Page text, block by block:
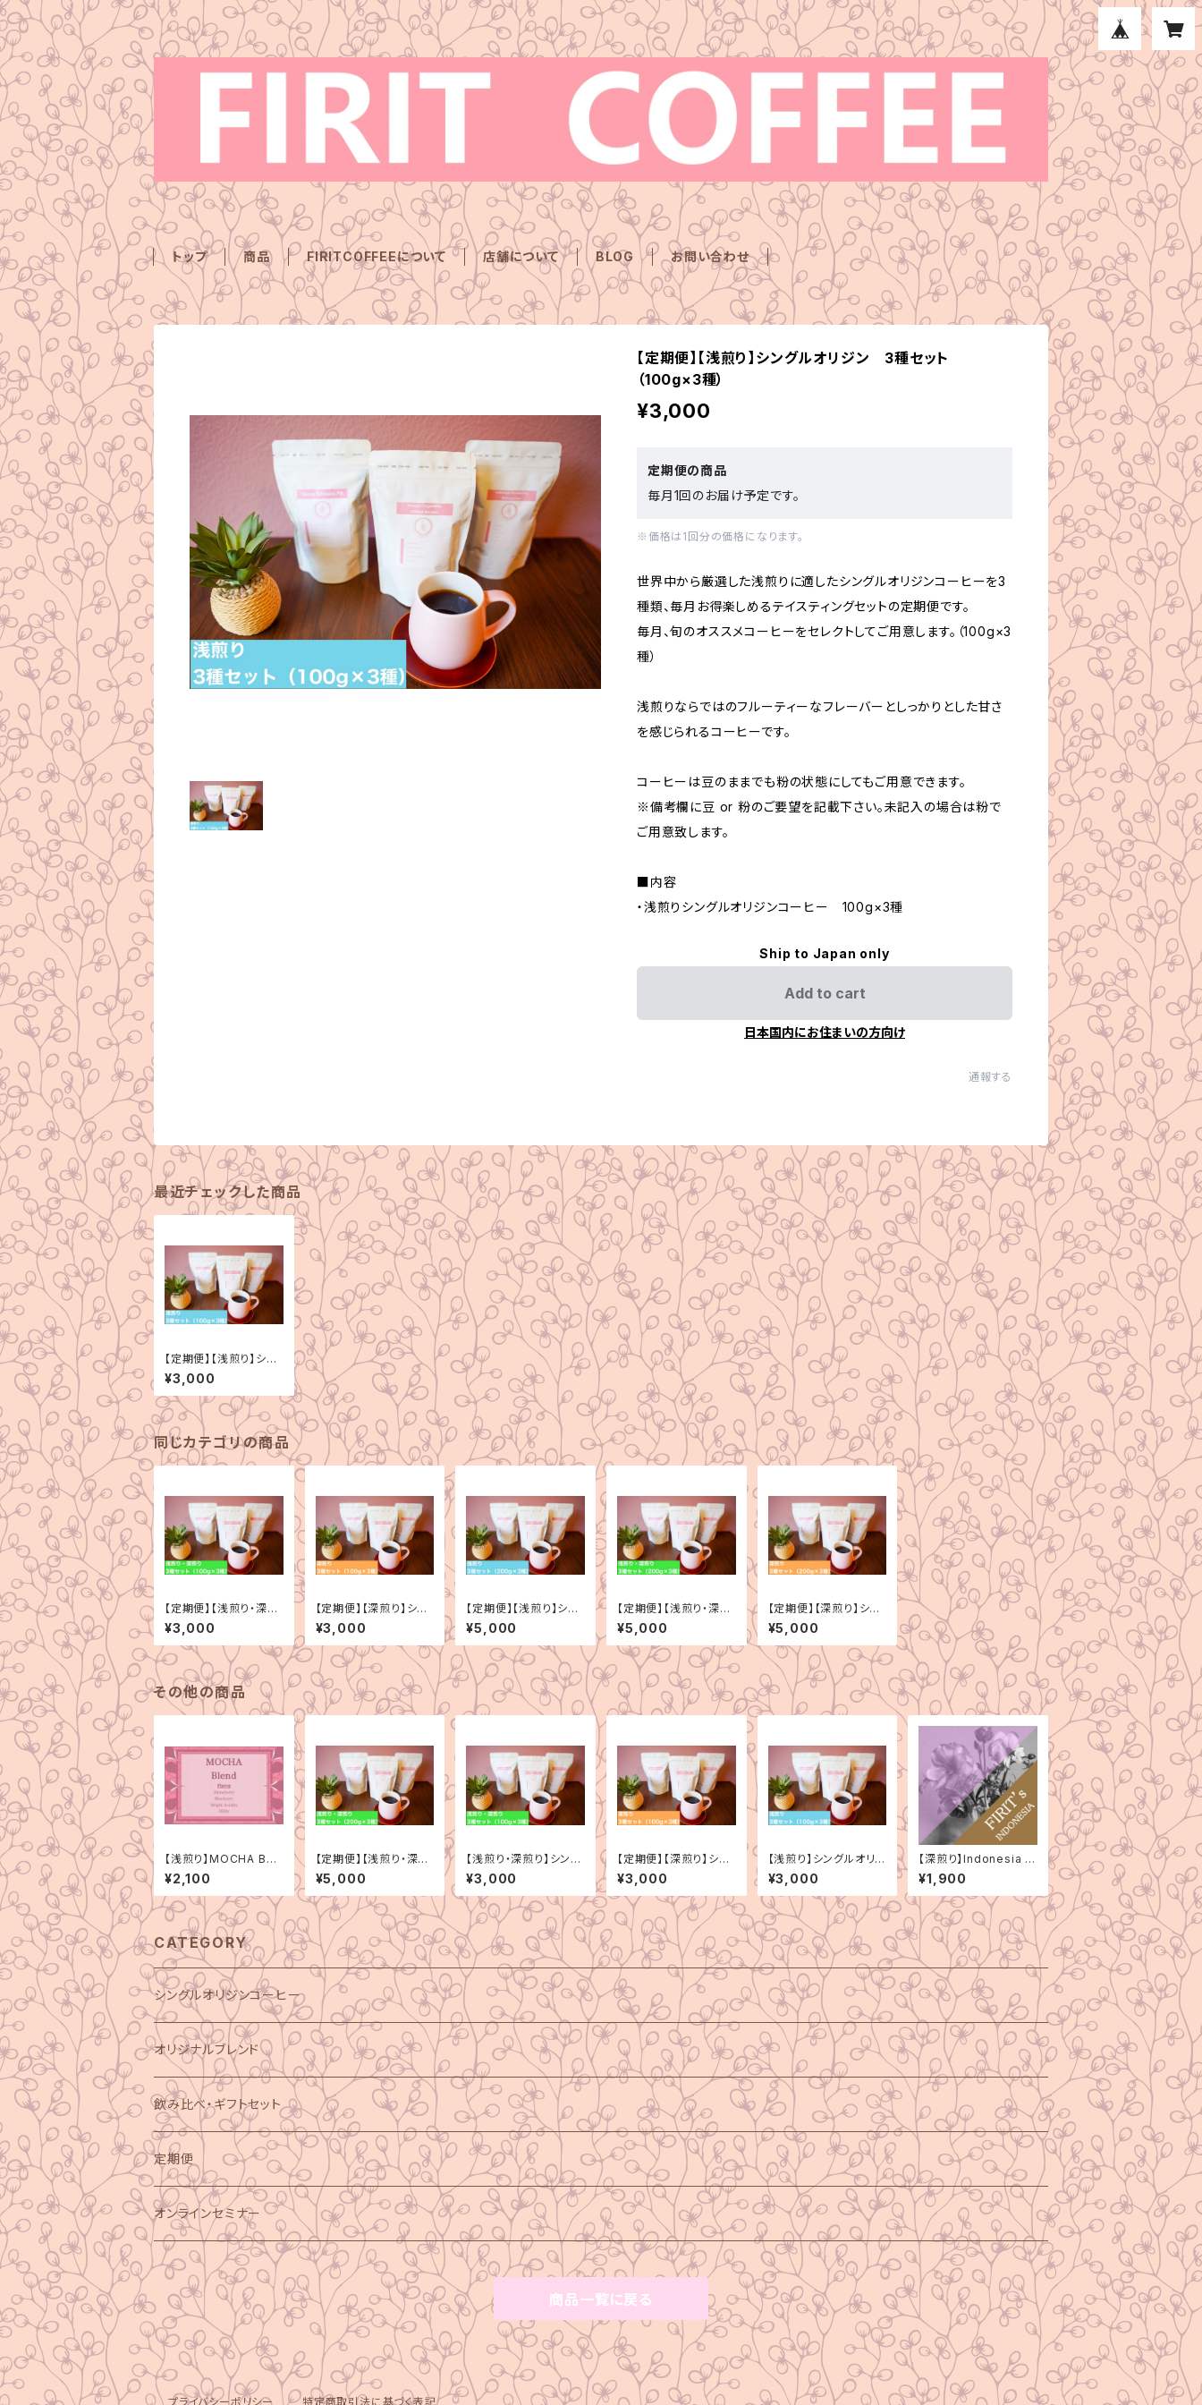
トップ 商品 FIRITCOFFEEについて 店舗について BLOG お問い合わせ
【定期便】【浅煎り】シングルオリジン 3種セット
（100g×3種）
¥3,000
定期便の商品
毎月1回のお届け予定です。
※価格は1回分の価格になります。
世界中から厳選した浅煎りに適したシングルオリジンコーヒーを3
種類、毎月お得楽しめるテイスティングセットの定期便です。
毎月、旬のオススメコーヒーをセレクトしてご用意します。（100g×3
種）
浅煎りならではのフルーティーなフレーバーとしっかりとした甘さ
を感じられるコーヒーです。
コーヒーは豆のままでも粉の状態にしてもご用意できます。
※備考欄に豆 or 粉のご要望を記載下さい。未記入の場合は粉で
ご用意致します。
■内容
・浅煎りシングルオリジンコーヒー 100g×3種
Ship to Japan only
Add to cart
日本国内にお住まいの方向け
通報する
最近チェックした商品
【定期便】【浅煎り】シン
グルオリジン 3種セッ
ト（100g×3種）
¥3,000
同じカテゴリの商品
【定期便】【浅煎り・深煎
り】シングルオリジン
3種セット（100g×3種）
¥3,000
【定期便】【深煎り】シン
グルオリジン 3種セッ
ト（100g×3種）
¥3,000
【定期便】【浅煎り】シン
グルオリジン 3種セッ
ト（200g×3種）
¥5,000
【定期便】【浅煎り・深煎
り】シングルオリジン
3種セット（200g×3種）
¥5,000
【定期便】【深煎り】シン
グルオリジン 3種セッ
ト（200g×3種）
¥5,000
その他の商品
【浅煎り】MOCHA BLE
ND（モカブレンド）150
g
¥2,100
【定期便】【浅煎り・深煎
り】シングルオリジン
3種セット（200g×3種）
¥5,000
【浅煎り・深煎り】シング
ルオリジン 3種セット
（100g×3種）
¥3,000
【定期便】【深煎り】シン
グルオリジン 3種セッ
ト（100g×3種）
¥3,000
【浅煎り】シングルオリジ
ン 3種セット（100g×
3種）
¥3,000
【深煎り】Indonesia M
andheling Bintang L
ima（インドネシア マン
デリン ビンタンリマ）15
0g
¥1,900
CATEGORY
シングルオリジンコーヒー
オリジナルブレンド
飲み比べ・ギフトセット
定期便
オンラインセミナー
商品一覧に戻る
プライバシーポリシー 特定商取引法に基づく表記